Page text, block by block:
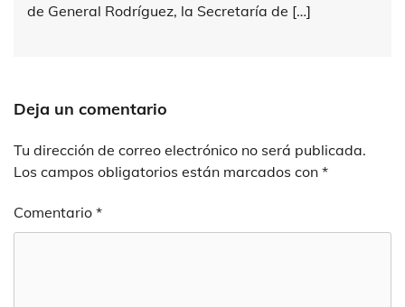
de General Rodríguez, la Secretaría de […]
Deja un comentario
Tu dirección de correo electrónico no será publicada.
Los campos obligatorios están marcados con *
Comentario *